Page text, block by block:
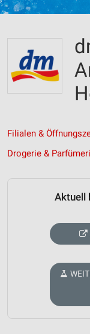
Filialen &
Drogerie &
Aktuell